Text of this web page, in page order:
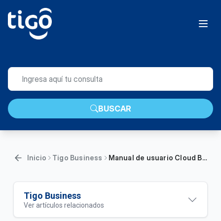
BUSCAR
Inicio Tigo Business Manual de usuario Cloud Backup Tigo Business | Empresas
Tigo Business
Ver artículos relacionados